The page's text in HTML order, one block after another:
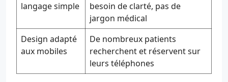
langage simple
besoin de clarté, pas de
jargon médical
Design adapté
aux mobiles
De nombreux patients
recherchent et réservent sur
leurs téléphones